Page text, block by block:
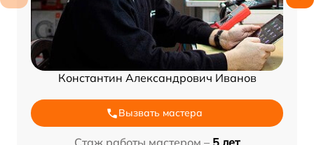
Константин Александрович Иванов
Вызвать мастера